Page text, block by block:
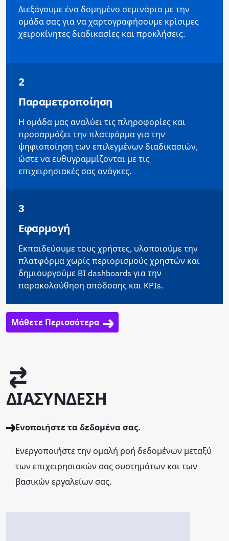
Διεξάγουμε ένα δομημένο σεμινάριο με την
ομάδα σας για να χαρτογραφήσουμε κρίσιμες
χειροκίνητες διαδικασίες και προκλήσεις.
2
Παραμετροποίηση
Η ομάδα μας αναλύει τις πληροφορίες και
προσαρμόζει την πλατφόρμα για την
ψηφιοποίηση των επιλεγμένων διαδικασιών,
ώστε να ευθυγραμμίζονται με τις
επιχειρησιακές σας ανάγκες.
3
Εφαρμογή
Εκπαιδεύουμε τους χρήστες, υλοποιούμε την
πλατφόρμα χωρίς περιορισμούς χρηστών και
δημιουργούμε BI dashboards για την
παρακολούθηση απόδοσης και KPIs.
Μάθετε Περισσότερα
ΔΙΑΣΥΝΔΕΣΗ
Ενοποιήστε τα δεδομένα σας.
Ενεργοποιήστε την ομαλή ροή δεδομένων μεταξύ
των επιχειρησιακών σας συστημάτων και των
βασικών εργαλείων σας.